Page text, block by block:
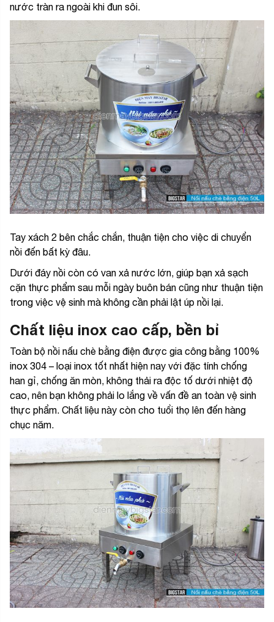
nước tràn ra ngoài khi đun sôi.
Tay xách 2 bên chắc chắn, thuận tiện cho việc di chuyển
nồi đến bất kỳ đâu.
Dưới đáy nồi còn có van xả nước lớn, giúp bạn xả sạch
cặn thực phẩm sau mỗi ngày buôn bán cũng như thuận tiện
trong việc vệ sinh mà không cần phải lật úp nồi lại.
Chất liệu inox cao cấp, bền bỉ
Toàn bộ nồi nấu chè bằng điện được gia công bằng 100%
inox 304 – loại inox tốt nhất hiện nay với đặc tính chống
han gỉ, chống ăn mòn, không thải ra độc tố dưới nhiệt độ
cao, nên bạn không phải lo lắng về vấn đề an toàn vệ sinh
thực phẩm. Chất liệu này còn cho tuổi thọ lên đến hàng
chục năm.